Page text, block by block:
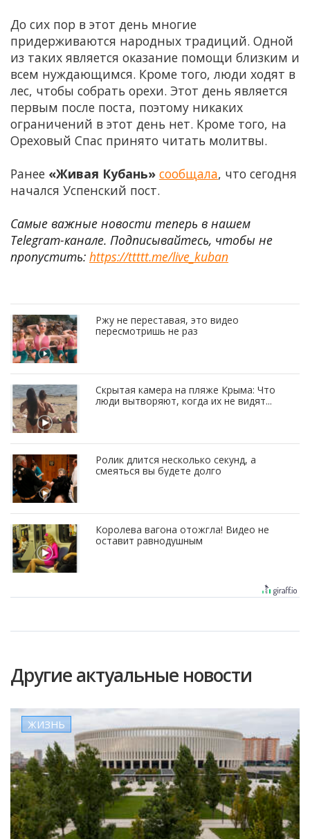
До сих пор в этот день многие
придерживаются народных традиций. Одной
из таких является оказание помощи близким и
всем нуждающимся. Кроме того, люди ходят в
лес, чтобы собрать орехи. Этот день является
первым после поста, поэтому никаких
ограничений в этот день нет. Кроме того, на
Ореховый Спас принято читать молитвы.
Ранее «Живая Кубань» сообщала, что сегодня
начался Успенский пост.
Самые важные новости теперь в нашем
Telegram-канале. Подписывайтесь, чтобы не
пропустить: https://ttttt.me/live_kuban
Ржу не переставая, это видео
пересмотришь не раз
Скрытая камера на пляже Крыма: Что
люди вытворяют, когда их не видят...
Ролик длится несколько секунд, а
смеяться вы будете долго
Королева вагона отожгла! Видео не
оставит равнодушным
Другие актуальные новости
ЖИЗНЬ